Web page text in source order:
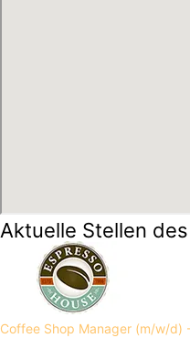
Aktuelle Stellen
Coffee Shop Manager (m/w/d)